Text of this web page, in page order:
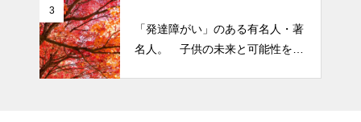
3
「発達障がい」のある有名人・著
名人。 子供の未来と可能性を秘